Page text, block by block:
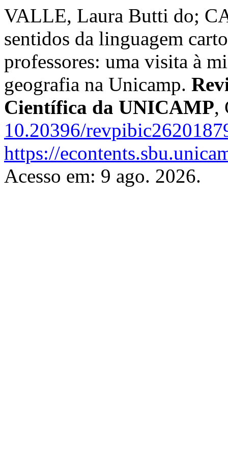
VALLE, Laura Butti do;
sentidos da linguagem
professores: uma visita à
geografia na Unicamp.
Científica da UNICAMP,
10.20396/
https://
Acesso em: 9 ago. 2026.